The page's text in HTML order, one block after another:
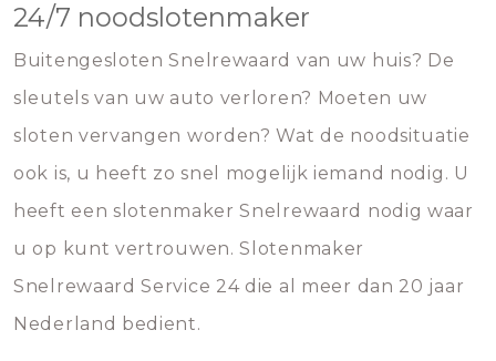
24/7 noodslotenmaker
Buitengesloten Snelrewaard van uw huis? De
sleutels van uw auto verloren? Moeten uw
sloten vervangen worden? Wat de noodsituatie
ook is, u heeft zo snel mogelijk iemand nodig. U
heeft een slotenmaker Snelrewaard nodig waar
u op kunt vertrouwen. Slotenmaker
Snelrewaard Service 24 die al meer dan 20 jaar
Nederland bedient.